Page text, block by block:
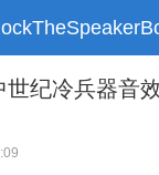
世纪冷兵器音